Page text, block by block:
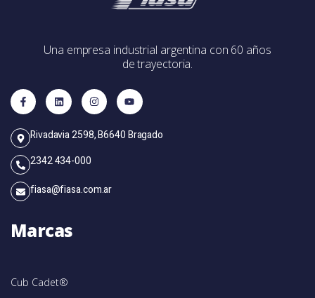
Una empresa industrial argentina con 60 años
de trayectoria.
Rivadavia 2598, B6640 Bragado
2342 434-000
fiasa@fiasa.com.ar
Marcas
Cub Cadet®